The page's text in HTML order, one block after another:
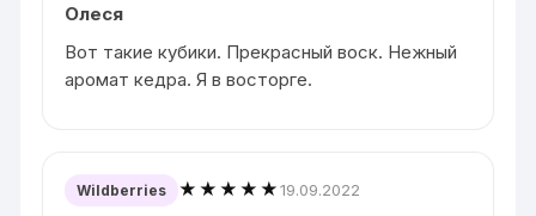
Олеся
Вот такие кубики. Прекрасный воск. Нежный
аромат кедра. Я в восторге.
Wildberries ★★★★★19.09.2022